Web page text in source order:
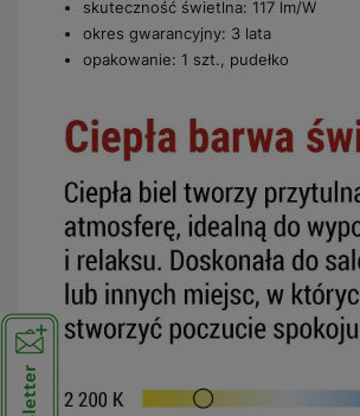
skuteczność świetlna: 117 lm/W
okres gwarancyjny: 3 lata
opakowanie: 1 szt., pudełko